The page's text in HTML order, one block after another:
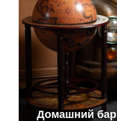
Домашний бар